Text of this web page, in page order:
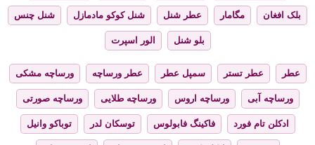
بلک افغان مگامار عطر شنل شنل کوکو مادمازل شنل چنس
بلو شنل الور اسپرت
عطر عطر تستر سمپل عطر عطر ورساچه ورساچه مشکی
ورساچه آبی ورساچه اروس ورساچه طلایی ورساچه صورتی
ادکلن تام فورد فاکینگ فابولوس توسکان لدر توباکو وانیل